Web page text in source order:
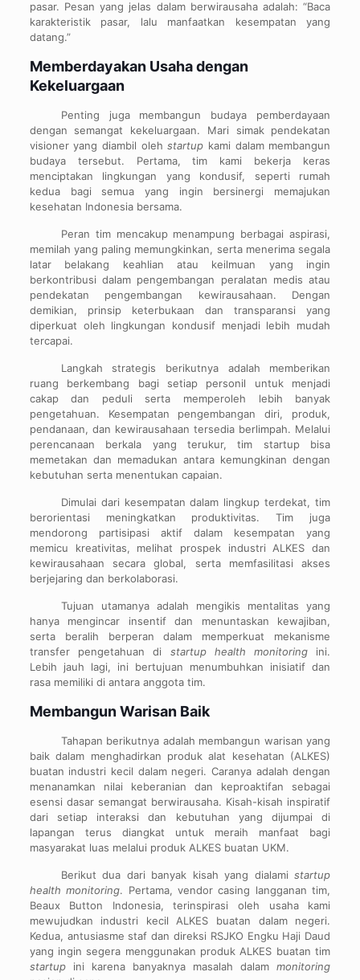
pasar. Pesan yang jelas dalam berwirausaha adalah: “Baca
karakteristik pasar, lalu manfaatkan kesempatan yang
datang.”
Memberdayakan Usaha dengan
Kekeluargaan
Penting juga membangun budaya pemberdayaan
dengan semangat kekeluargaan. Mari simak pendekatan
visioner yang diambil olehstartup kami dalam membangun
budaya tersebut. Pertama, tim kami bekerja keras
menciptakan lingkungan yang kondusif, seperti rumah
kedua bagi semua yang ingin bersinergi memajukan
kesehatan Indonesia bersama.
Peran tim mencakup menampung berbagai aspirasi,
memilah yang paling memungkinkan, serta menerima segala
latar belakang keahlian atau keilmuan yang ingin
berkontribusi dalam pengembangan peralatan medis atau
pendekatan pengembangan kewirausahaan. Dengan
demikian, prinsip keterbukaan dan transparansi yang
diperkuat oleh lingkungan kondusif menjadi lebih mudah
tercapai.
Langkah strategis berikutnya adalah memberikan
ruang berkembang bagi setiap personil untuk menjadi
cakap dan peduli serta memperoleh lebih banyak
pengetahuan. Kesempatan pengembangan diri, produk,
pendanaan, dan kewirausahaan tersedia berlimpah. Melalui
perencanaan berkala yang terukur, tim startup bisa
memetakan dan memadukan antara kemungkinan dengan
kebutuhan serta menentukan capaian.
Dimulai dari kesempatan dalam lingkup terdekat, tim
berorientasi meningkatkan produktivitas. Tim juga
mendorong partisipasi aktif dalam kesempatan yang
memicu kreativitas, melihat prospek industri ALKES dan
kewirausahaan secara global, serta memfasilitasi akses
berjejaring dan berkolaborasi.
Tujuan utamanya adalah mengikis mentalitas yang
hanya mengincar insentif dan menuntaskan kewajiban,
serta beralih berperan dalam memperkuat mekanisme
transfer pengetahuan di startup health monitoringini.
Lebih jauh lagi, ini bertujuan menumbuhkan inisiatif dan
rasa memiliki di antara anggota tim.
Membangun Warisan Baik
Tahapan berikutnya adalah membangun warisan yang
baik dalam menghadirkan produk alat kesehatan (ALKES)
buatan industri kecil dalam negeri. Caranya adalah dengan
menanamkan nilai keberanian dan keproaktifan sebagai
esensi dasar semangat berwirausaha. Kisah-kisah inspiratif
dari setiap interaksi dan kebutuhan yang dijumpai di
lapangan terus diangkat untuk meraih manfaat bagi
masyarakat luas melalui produk ALKES buatan UKM.
Berikut dua dari banyak kisah yang dialamistartup
health monitoring. Pertama, vendor casing langganan tim,
Beaux Button Indonesia, terinspirasi oleh usaha kami
mewujudkan industri kecil ALKES buatan dalam negeri.
Kedua, antusiasme staf dan direksi RSJKO Engku Haji Daud
yang ingin segera menggunakan produk ALKES buatan tim
startupini karena banyaknya masalah dalammonitoring